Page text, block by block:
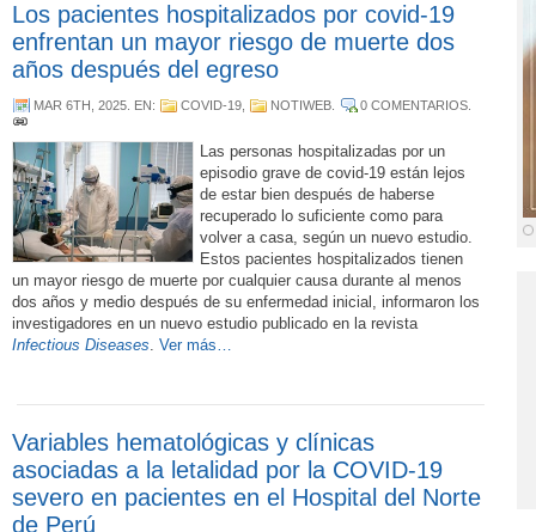
Los pacientes hospitalizados por covid-19
enfrentan un mayor riesgo de muerte dos
años después del egreso
MAR 6TH, 2025 . EN: COVID-19 NOTIWEB 0 COMENTARIOS
Las personas hospitalizadas por un
episodio grave de covid-19 están lejos
de estar bien después de haberse
recuperado lo suficiente como para
volver a casa, según un nuevo estudio.
Estos pacientes hospitalizados tienen
un mayor riesgo de muerte por cualquier causa durante al menos
dos años y medio después de su enfermedad inicial, informaron los
investigadores en un nuevo estudio publicado en la revista
Infectious Diseases. Ver más…
Variables hematológicas y clínicas
asociadas a la letalidad por la COVID-19
severo en pacientes en el Hospital del Norte
de Perú